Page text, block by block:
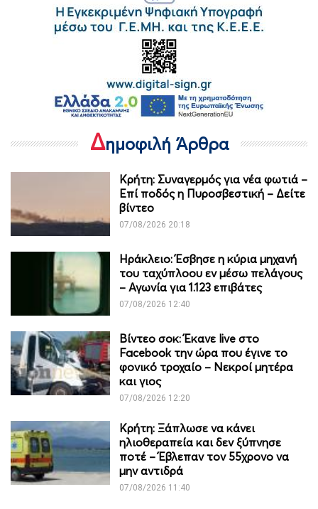
Δημοφιλή Άρθρα
Κρήτη: Συναγερμός για νέα φωτιά –
Επί ποδός η Πυροσβεστική – Δείτε
βίντεο
07/08/2026 20:18
Ηράκλειο: Έσβησε η κύρια μηχανή
του ταχύπλοου εν μέσω πελάγους
– Αγωνία για 1.123 επιβάτες
07/08/2026 12:40
Βίντεο σοκ: Έκανε live στο
Facebook την ώρα που έγινε το
φονικό τροχαίο – Νεκροί μητέρα
και γιος
07/08/2026 12:20
Κρήτη: Ξάπλωσε να κάνει
ηλιοθεραπεία και δεν ξύπνησε
ποτέ – Έβλεπαν τον 55χρονο να
μην αντιδρά
07/08/2026 11:40